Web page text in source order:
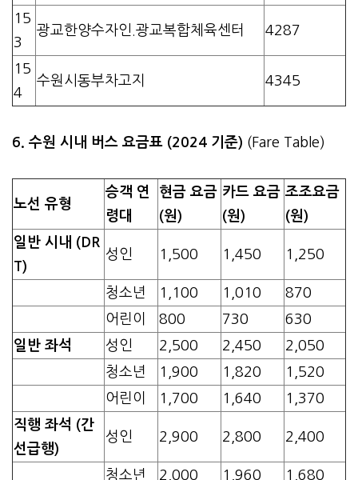
15
3
광교한양수자인.광교복합체육센터 4287
15
4
수원시동부차고지 4345
6. 수원 시내 버스 요금표 (2024 기준) (Fare Table)
노선 유형
승객 연
령대
현금 요금
(원)
카드 요금
(원)
조조요금
(원)
일반 시내 (DR
T)
성인 1,500 1,450 1,250
청소년 1,100 1,010
870
어린이
800 730
630
일반 좌석
성인 2,500 2,450
2,050
청소년
1,900 1,820
1,520
어린이
1,700 1,640
1,370
직행 좌석 (간
선급행)
성인 2,900 2,800 2,400
청소년 2,000 1,960 1,680